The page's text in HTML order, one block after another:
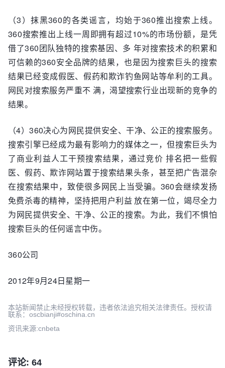
（3）抹黑360的各类谣言，均始于360推出搜索上线。
360搜索推出上线一周即拥有超过10%的市场份额，是凭
借了360团队独特的搜索基因、多 年对搜索技术的积累和
可信赖的360安全品牌的结果，也是因为搜索巨头的搜索
结果已经变成假医、假药和欺诈钓鱼网站等牟利的工具。
网民对搜索服务严重不 满，渴望搜索行业出现新的竞争的
结果。
（4）360决心为网民提供安全、干净、公正的搜索服务。
搜索引擎已经成为最有影响力的媒体之一，但搜索巨头为
了商业利益人工干预搜索结果，通过竞价 排名把一些假
医、假药、欺诈网站置于搜索结果头条，甚至把广告混杂
在搜索结果中，致使很多网民上当受骗。360会继续发扬
免费杀毒的精神，坚持把用户利益 放在第一位，竭尽全力
为网民提供安全、干净、公正的搜索。为此，我们不惧怕
搜索巨头的任何谣言中伤。
360公司
2012年9月24日星期一
本站新闻禁止未经授权转载，违者依法追究相关法律责任。授权请
联系：oscbianji#oschina.cn
资讯来源:cnbeta
评论: 64